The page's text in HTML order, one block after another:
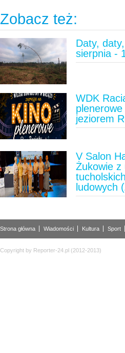
Zobacz też:
Daty,
sierpnia -
WDK
plenerowe
jeziorem
V Salon
Żukowie z
ludowych
Strona główna Wiadomości Kultura Sport
Copyright by Reporter-24.pl (2012-2013)